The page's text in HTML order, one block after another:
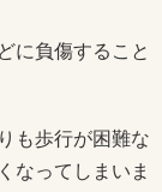
に負傷すること
も歩行が困難な
なってしまいま